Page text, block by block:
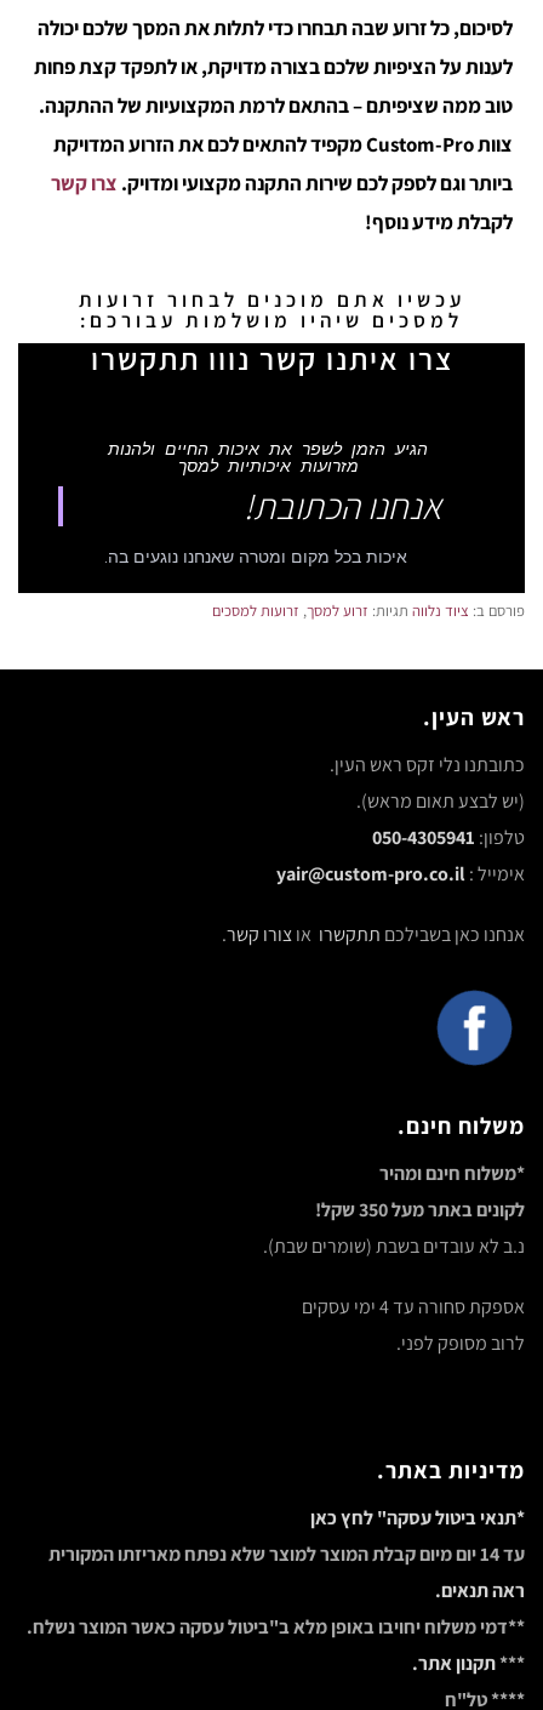
לסיכום, כל זרוע שבה תבחרו כדי לתלות את המסך שלכם יכולה
לענות על הציפיות שלכם בצורה מדויקת, או לתפקד קצת פחות
טוב ממה שציפיתם – בהתאם לרמת המקצועיות של ההתקנה.
צוות Custom-Pro מקפיד להתאים לכם את הזרוע המדויקת
ביותר וגם לספק לכם שירות התקנה מקצועי ומדויק. צרו קשר
לקבלת מידע נוסף!
עכשיו אתם מוכנים לבחור זרועות
למסכים שיהיו מושלמות עבורכם:
צרו איתנו קשר נווו תתקשרו
הגיע הזמן לשפר את איכות החיים ולהנות
מזרועות איכותיות למסך
אנחנו הכתובת!
איכות בכל מקום ומטרה שאנחנו נוגעים בה.
פורסם ב: ציוד נלווה תגיות: זרוע למסך, זרועות למסכים
ראש העין.
כתובתנו נלי זקס ראש העין.
(יש לבצע תאום מראש).
טלפון: 050-4305941
אימייל :yair@custom-pro.co.il
אנחנו כאן בשבילכם תתקשרו אוצורו קשר.
משלוח חינם.
*משלוח חינם ומהיר
לקונים באתר מעל 350 שקל!
נ.ב לא עובדים בשבת (שומרים שבת).
אספקת סחורה עד 4 ימי עסקים
לרוב מסופק לפני.
מדיניות באתר.
*תנאי ביטול עסקה" לחץ כאן
עד 14 יום מיום קבלת המוצר למוצר שלא נפתח מאריזתו המקורית
ראה תנאים.
**דמי משלוח יחויבו באופן מלא ב"ביטול עסקה כאשר המוצר נשלח.
***תקנון אתר.
**** טל"ח